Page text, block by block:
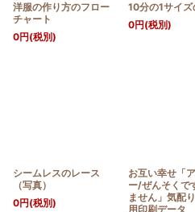
洋服の作り方のフロー
チャート
0円(税別)
10分の1サイズ
0円(税別)
シームレスのレース
（写真）
0円(税別)
お互い幸せ「
ー/ぜんそくで
ません」気配
用印刷データ